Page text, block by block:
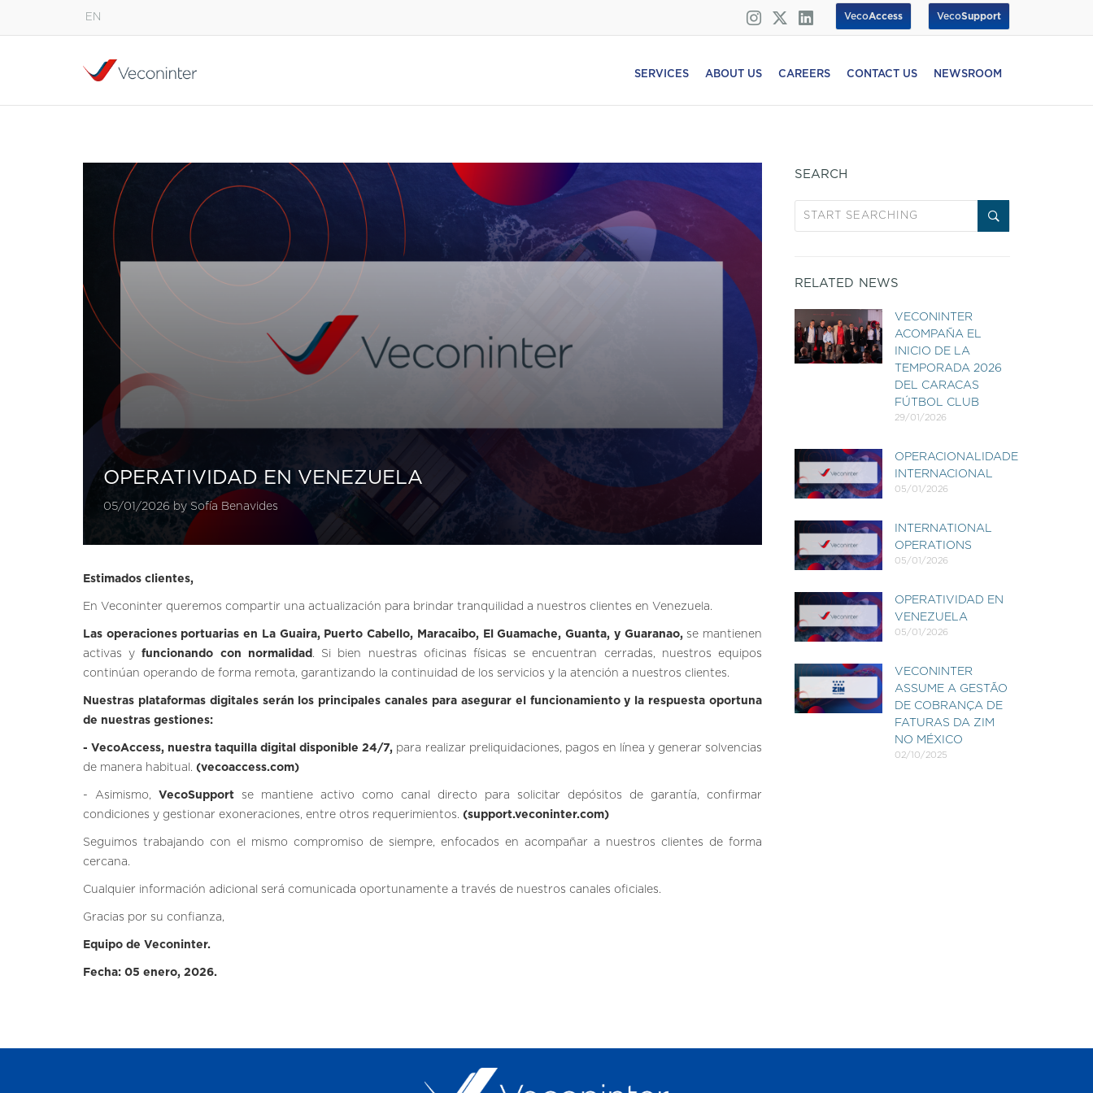
EN
Español
VecoSupport
VecoAccess
SERVICES ABOUT US CAREERS CONTACT US NEWSROOM
OPERATIVIDAD EN VENEZUELA
05/01/2026 by Sofía Benavides
Estimados clientes,
En Veconinter queremos compartir una actualización para brindar tranquilidad a nuestros clientes en Venezuela.
Las operaciones portuarias en La Guaira, Puerto Cabello, Maracaibo, El Guamache, Guanta, y Guaranao,se mantienen
activas yfuncionando con normalidad . Si bien nuestras oficinas físicas se encuentran cerradas, nuestros equipos
continúan operando de forma remota, garantizando la continuidad de los servicios y la atención a nuestros clientes.
Nuestras plataformas digitales serán los principales canales para asegurar el funcionamiento y la respuesta oportuna
de nuestras gestiones:
- VecoAccess, nuestra taquilla digital disponible 24/7, para realizar preliquidaciones, pagos en línea y generar solvencias
de manera habitual. (vecoaccess.com)
- Asimismo, VecoSupport se mantiene activo como canal directo para solicitar depósitos de garantía, confirmar
condiciones y gestionar exoneraciones, entre otros requerimientos. (support.veconinter.com)
Seguimos trabajando con el mismo compromiso de siempre, enfocados en acompañar a nuestros clientes de forma
cercana.
Cualquier información adicional será comunicada oportunamente a través de nuestros canales oficiales.
Gracias por su confianza,
Equipo de Veconinter.
Fecha: 05 enero, 2026.
SEARCH
RELATED NEWS
VECONINTER
ACOMPAÑA EL
INICIO DE LA
TEMPORADA 2026
DEL CARACAS
FÚTBOL CLUB
29/01/2026
OPERACIONALIDADE
INTERNACIONAL
05/01/2026
INTERNATIONAL
OPERATIONS
05/01/2026
OPERATIVIDAD EN
VENEZUELA
05/01/2026
VECONINTER
ASSUME A GESTÃO
DE COBRANÇA DE
FATURAS DA ZIM
NO MÉXICO
02/10/2025